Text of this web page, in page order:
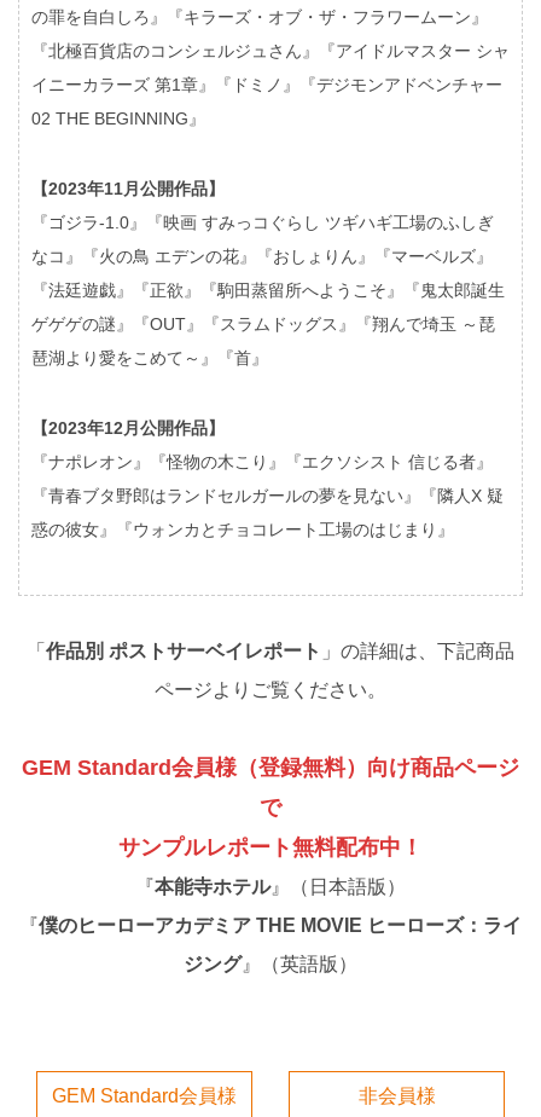
の罪を自白しろ』『キラーズ・オブ・ザ・フラワームーン』
『北極百貨店のコンシェルジュさん』『アイドルマスター シャ
イニーカラーズ 第1章』『ドミノ』『デジモンアドベンチャー
02 THE BEGINNING』
【2023年11月公開作品】
『ゴジラ-1.0』『映画 すみっコぐらし ツギハギ工場のふしぎ
なコ』『火の鳥 エデンの花』『おしょりん』『マーベルズ』
『法廷遊戯』『正欲』『駒田蒸留所へようこそ』『鬼太郎誕生
ゲゲゲの謎』『OUT』『スラムドッグス』『翔んで埼玉 ～琵
琶湖より愛をこめて～』『首』
【2023年12月公開作品】
『ナポレオン』『怪物の木こり』『エクソシスト 信じる者』
『青春ブタ野郎はランドセルガールの夢を見ない』『隣人X 疑
惑の彼女』『ウォンカとチョコレート工場のはじまり』
「 作品別 ポストサーベイレポート 」の詳細は、下記商品
ページよりご覧ください。
GEM Standard会員様（登録無料）向け商品ページ
で
サンプルレポート無料配布中！
『本能寺ホテル』（日本語版）
『僕のヒーローアカデミア THE MOVIE ヒーローズ：ライ
ジング』（英語版）
GEM Standard会員様 非会員様